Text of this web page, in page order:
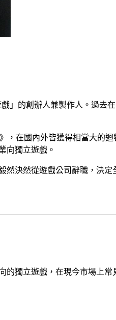
」的創辦人兼製作人。過去
，在國內外皆獲得相當大的
向獨立遊戲。
然決然從遊戲公司辭職，決定
的獨立遊戲，在現今市場上